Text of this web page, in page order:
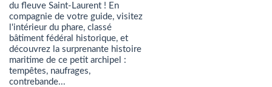
du fleuve Saint-Laurent ! En
compagnie de votre guide, visitez
l'intérieur du phare, classé
bâtiment fédéral historique, et
découvrez la surprenante histoire
maritime de ce petit archipel :
tempêtes, naufrages,
contrebande...